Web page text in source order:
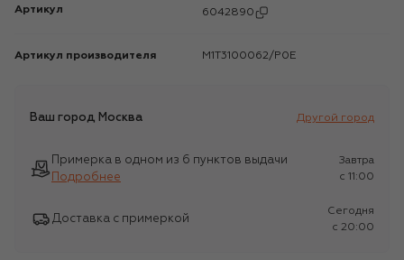
Артикул 6042890
Артикул производителя M1T3100062/P0E
Ваш город Москва Другой город
Примерка в одном из 6 пунктов выдачи
Подробнее
Завтра
c 11:00
Доставка с примеркой
Сегодня
c 20:00